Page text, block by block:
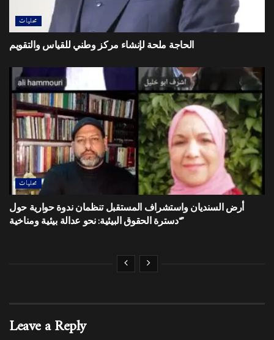
محليات
الحاجة ملحة لإنشاء مركز وطني للقياس والتقويم
محليات
أرض السنديان واستشراف المستقبل تنظمان ندوة حوارية حول
“دسترة الحقوق البيئية: نحو عدالة بيئية ومناخية”
Leave a Reply